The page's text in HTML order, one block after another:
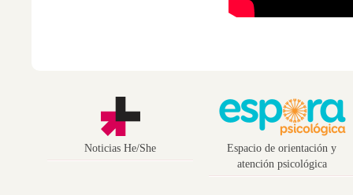
Noticias He/She
Espacio de orientación y
atención psicológica